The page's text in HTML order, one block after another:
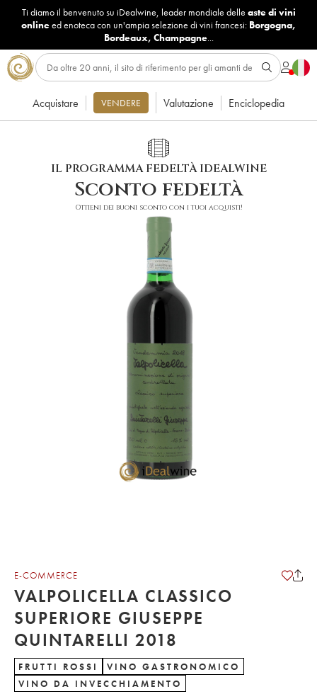
Ti diamo il benvenuto su iDealwine, leader mondiale delle aste di vini
onlineed enoteca con un'ampia selezione di vini francesi: Borgogna,
Bordeaux, Champagne...
Acquistare VENDERE Valutazione Enciclopedia
IL PROGRAMMA FEDELTÀ IDEALWINE
Sconto fedeltà
Ottieni dei buoni sconto con i tuoi acquisti!
E-COMMERCE
VALPOLICELLA CLASSICO
SUPERIORE GIUSEPPE
QUINTARELLI 2018
FRUTTI ROSSI
VINO GASTRONOMICO
VINO DA INVECCHIAMENTO